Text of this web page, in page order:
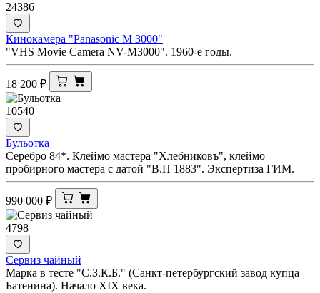
24386
Кинокамера "Panasonic M 3000"
"VHS Movie Camera NV-M3000". 1960-е годы.
18 200 ₽
10540
Бульотка
Серебро 84*. Клеймо мастера "Хлебниковъ", клеймо
пробирного мастера с датой "В.П 1883". Экспертиза ГИМ.
990 000 ₽
4798
Сервиз чайный
Марка в тесте "С.З.К.Б." (Санкт-петербургский завод купца
Батенина). Начало XIX века.